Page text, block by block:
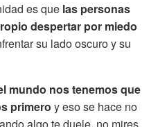
es que las personas
despertar por miedo
su lado oscuro y su
mundo nos tenemos que
primero y eso se hace no